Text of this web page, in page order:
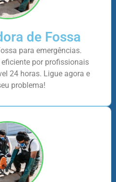
de Fossa
para emergências.
por profissionais
24 horas. Ligue agora e
problema!